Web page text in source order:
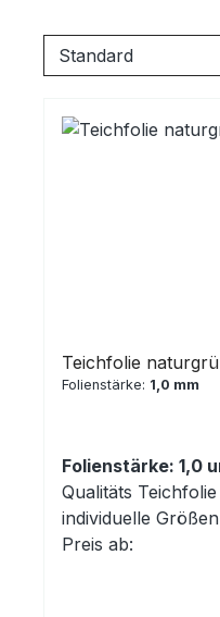
Teichfolie
Folienstärke: 1,0 mm
Folienstärke: 1,0
Qualitäts
individuelle
Preis ab: